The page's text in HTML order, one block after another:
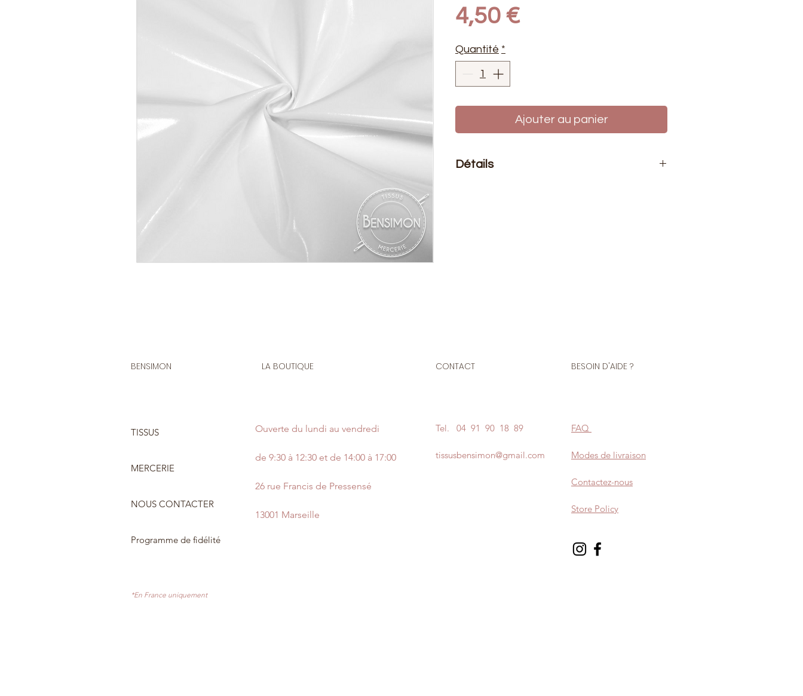
4,50 €Prix
Quantité *
Ajouter au panier
Détails
BENSIMON
TISSUS
MERCERIE
NOUS CONTACTER
Programme de fidélité
LA BOUTIQUE
Ouverte du lundi au vendredi
de 9:30 à 12:30 et de 14:00 à 17:00
26 rue Francis de Pressensé
13001 Marseille
CONTACT BESOIN D'AIDE ?
Tel. 04 91 90 18 89
tissusbensimon@gmail.com
FAQ
Modes de livraison
Contactez-nous
Store Policy
*En France uniquement